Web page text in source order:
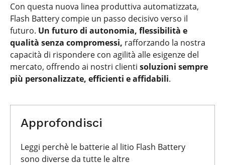
Con questa nuova linea produttiva automatizzata,
Flash Battery compie un passo decisivo verso il
futuro. Un futuro di autonomia, flessibilità e
qualità senza compromessi, rafforzando la nostra
capacità di rispondere con agilità alle esigenze del
mercato, offrendo ai nostri clienti soluzioni sempre
più personalizzate, efficienti e affidabili.
Approfondisci
Leggi perchè le batterie al litio Flash Battery
sono diverse da tutte le altre